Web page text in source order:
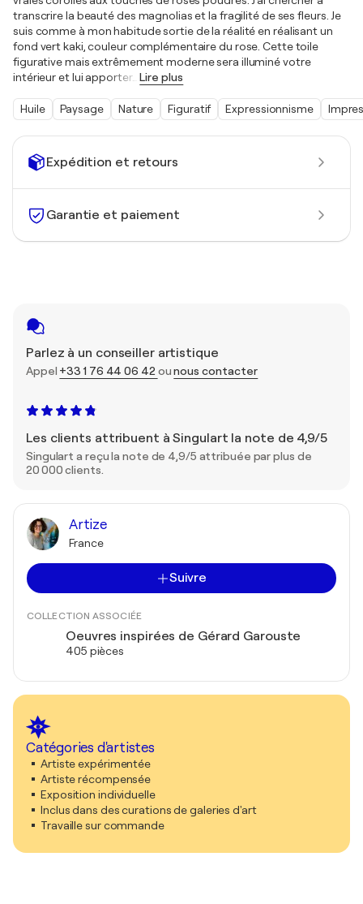
Expédition et retours
Garantie et paiement
Parlez à un conseiller artistique
Appel +33 1 76 44 06 42ounous contacter
Les clients attribuent à Singulart la note de 4,9/5
Singulart a reçu la note de 4,9/5 attribuée par plus de
20 000 clients.
Artize
France
Suivre
COLLECTION ASSOCIÉE
Oeuvres inspirées de Gérard Garouste
405 pièces
Catégories d'artistes
Artiste expérimentée
Artiste récompensée
Exposition individuelle
Inclus dans des curations de galeries d'art
Travaille sur commande
transcrire la beauté des magnolias et la fragilité de ses fleurs. Je
suis comme à mon habitude sortie de la réalité en réalisant un
fond vert kaki, couleur complémentaire du rose. Cette toile
figurative mais extrêmement moderne sera illuminé votre
intérieur et lui apporter… Lire plus
Huile Paysage Nature Figuratif Expressionnisme